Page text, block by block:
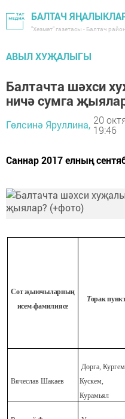
БАЛТАЧ
"Хезмәт" газетасы - Балтач
АВЫЛ ХУҖАЛЫГЫ
Балтачта шәхси
ничә сумга
Гөлсинә Яруллина, 20
19:46
Саннар 2017 елның
Сөт җыючыларның
исем-фамилиясе
Торак
Вячеслав Шакаев
Дорга,
Кускем,
Курамьял